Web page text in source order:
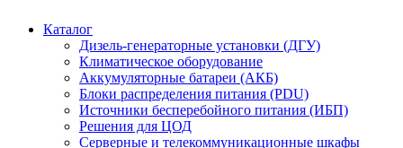
Каталог
Дизель-генераторные установки (ДГУ)
Климатическое оборудование
Аккумуляторные батареи (АКБ)
Блоки распределения питания (PDU)
Источники бесперебойного питания (ИБП)
Решения для ЦОД
Серверные и телекоммуникационные шкафы